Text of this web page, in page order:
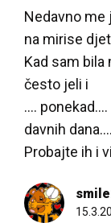
Nedavno me
na mirise
Kad sam
često jeli i
....
davnih
Probajte ih i